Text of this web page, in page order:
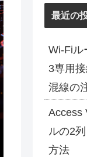
最近の
Wi-Fiル
3専用
混線の
Access
ルの2
方法